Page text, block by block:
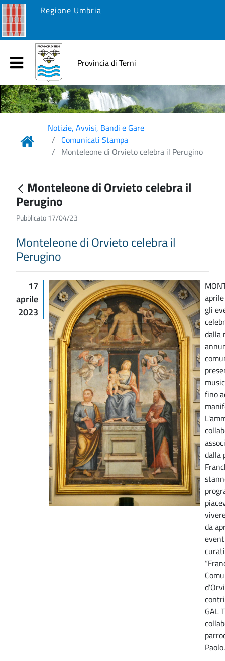
Regione Umbria
Provincia di Terni
Notizie, Avvisi, Bandi e Gare
Comunicati Stampa
Monteleone di Orvieto celebra il Perugino
Monteleone di Orvieto celebra il
Perugino
Pubblicato 17/04/23
Monteleone di Orvieto celebra il
Perugino
17
aprile
2023
gli
dalla
fino
dalla
da
GAL
Paolo.